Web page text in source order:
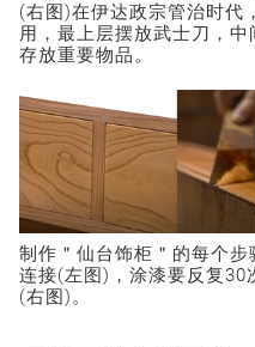
(右图)在伊达政宗管治时代
用，最上层摆放武士刀，
存放重要物品。
制作＂仙台饰柜＂的每个
连接(左图)，涂漆要反复30
(右图)。